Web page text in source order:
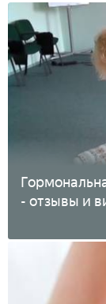
- отзывы и